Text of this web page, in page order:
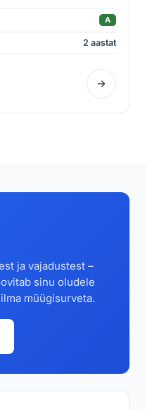
A
2 aastat
ja vajadustest –
sinu oludele
müügisurveta.